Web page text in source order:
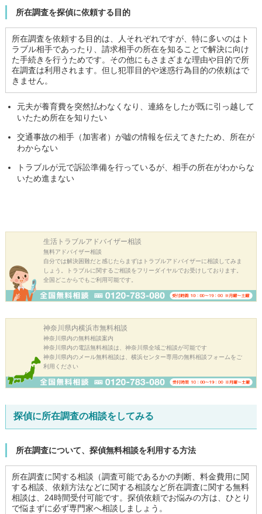
所在調査を探偵に依頼する目的
所在調査を依頼する目的は、人それぞれですが、特に多いのはト
ラブル相手であったり、請求相手の所在を知ることで解決に向け
た手続きを行うためです。その他にもさまざまな理由や目的で所
在調査は利用されます。但し犯罪目的や迷惑行為目的の依頼はで
きません。
元夫が養育費を突然払わなくなり、連絡をしたが既に引っ越して
いたため所在を知りたい
交通事故の相手（加害者）が嘘の情報を伝えてきたため、所在が
わからない
トラブルが元で訴訟準備を行っているが、相手の所在がわからな
いため進まない
生活トラブルアドバイザー相談
無料アドバイザー相談
自分では解決困難だと感じたらまずはトラブルアドバイザーに相談してみま
しょう。トラブルに関するご相談をフリーダイヤルでお受けしております。
全国どこからでもご利用可能です。
神奈川県内横浜市無料相談
神奈川県内の無料相談案内
神奈川県内の電話無料相談は、神奈川県全域ご相談が可能です
神奈川県内のメール無料相談は、横浜センター専用の無料相談フォームをご
利用ください
探偵に所在調査の相談をしてみる
所在調査について、探偵無料相談を利用する方法
所在調査に関する相談（調査可能であるかの判断、料金費用に関
する相談、依頼方法などに関する相談など所在調査に関する無料
相談は、24時間受付可能です。探偵依頼でお悩みの方は、ひとり
で悩まずに必ず専門家へ相談しましょう。